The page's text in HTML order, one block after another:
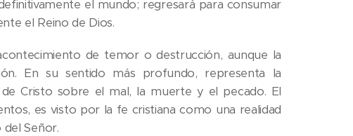
el mundo; regresará para consumar
el Reino de Dios.
de temor o destrucción, aunque la
En su sentido más profundo, representa la
Cristo sobre el mal, la muerte y el pecado. El
es visto por la fe cristiana como una realidad
Señor.